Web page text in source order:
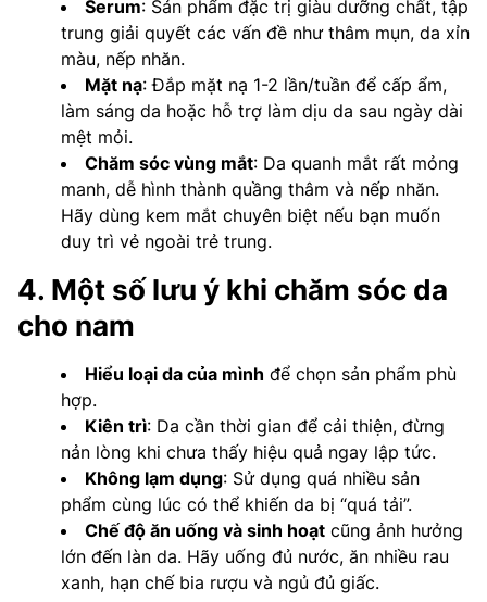
Serum: Sản phẩm đặc trị giàu dưỡng chất, tập
trung giải quyết các vấn đề như thâm mụn, da xỉn
màu, nếp nhăn.
Mặt nạ: Đắp mặt nạ 1-2 lần/tuần để cấp ẩm,
làm sáng da hoặc hỗ trợ làm dịu da sau ngày dài
mệt mỏi.
Chăm sóc vùng mắt: Da quanh mắt rất mỏng
manh, dễ hình thành quầng thâm và nếp nhăn.
Hãy dùng kem mắt chuyên biệt nếu bạn muốn
duy trì vẻ ngoài trẻ trung.
4. Một số lưu ý khi chăm sóc da
cho nam
Hiểu loại da của mình để chọn sản phẩm phù
hợp.
Kiên trì: Da cần thời gian để cải thiện, đừng
nản lòng khi chưa thấy hiệu quả ngay lập tức.
Không lạm dụng: Sử dụng quá nhiều sản
phẩm cùng lúc có thể khiến da bị “quá tải”.
Chế độ ăn uống và sinh hoạt cũng ảnh hưởng
lớn đến làn da. Hãy uống đủ nước, ăn nhiều rau
xanh, hạn chế bia rượu và ngủ đủ giấc.